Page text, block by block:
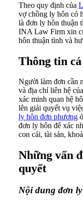
Theo quy định của
vợ chồng ly hôn có
là đơn ly hôn thuận
INA Law Firm xin
hôn thuận tình và
Thông tin
Người làm đơn cần
và địa chỉ liên hệ
xác minh quan hệ
lên giải quyết vụ
ly hôn đơn phươngở
đơn ly hôn để xác
con cái, tài sản,
Những vấn
quyết
Nội dung đơn